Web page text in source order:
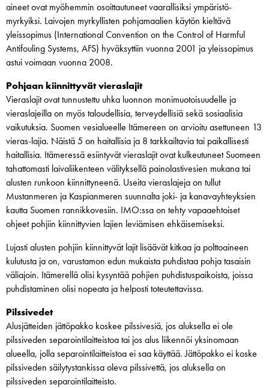
aineet ovat myöhemmin osoittautuneet vaarallisiksi ympäristö-
myrkyiksi. Laivojen myrkyllisten pohjamaalien käytön kieltävä
yleissopimus (International Convention on the Control of Harmful
Antifouling Systems, AFS) hyväksyttiin vuonna 2001 ja yleissopimus
astui voimaan vuonna 2008.
Pohjaan kiinnittyvät vieraslajit
Vieraslajit ovat tunnustettu uhka luonnon monimuotoisuudelle ja
vieraslajeilla on myös taloudellisia, terveydellisiä sekä sosiaalisia
vaikutuksia. Suomen vesialueelle Itämereen on arvioitu asettuneen 13
vieras-lajia. Näistä 5 on haitallisia ja 8 tarkkailtavia tai paikallisesti
haitallisia. Itämeressä esiintyvät vieraslajit ovat kulkeutuneet Suomeen
tahattomasti laivaliikenteen välityksellä painolastivesien mukana tai
alusten runkoon kiinnittyneenä. Useita vieraslajeja on tullut
Mustanmeren ja Kaspianmeren suunnalta joki- ja kanavayhteyksien
kautta Suomen rannikkovesiin. IMO:ssa on tehty vapaaehtoiset
ohjeet pohjiin kiinnittyvien lajien leviämisen ehkäisemiseksi.
Lujasti alusten pohjiin kiinnittyvät lajit lisäävät kitkaa ja polttoaineen
kulutusta ja on, varustamon edun mukaista puhdistaa pohja tasaisin
väliajoin. Itämerellä olisi kysyntää pohjien puhdistuspaikoista, joissa
puhdistaminen olisi nopeata ja helposti toteutettavissa.
Pilssivedet
Alusjätteiden jättöpakko koskee pilssivesiä, jos aluksella ei ole
pilssiveden separointilaitteistoa tai jos alus liikennöi yksinomaan
alueella, jolla separointilaitteistoa ei saa käyttää. Jättöpakko ei koske
pilssiveden säilytystankissa oleva pilssivettä, jos aluksella on
pilssiveden separointilaitteisto.